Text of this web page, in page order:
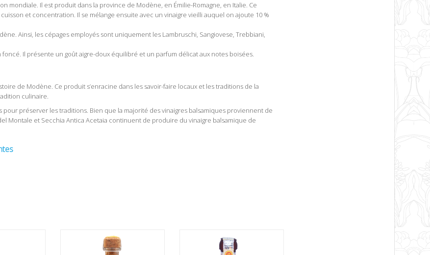
mondiale. Il est produit dans la province de Modène, en Émilie-Romagne, en Italie. Ce
et concentration. Il se mélange ensuite avec un vinaigre vieilli auquel on ajoute 10 %
Ainsi, les cépages employés sont uniquement les Lambruschi, Sangiovese, Trebbiani,
Il présente un goût aigre-doux équilibré et un parfum délicat aux notes boisées.
de Modène. Ce produit s’enracine dans les savoir-faire locaux et les traditions de la
culinaire.
préserver les traditions. Bien que la majorité des vinaigres balsamiques proviennent de
Montale et Secchia Antica Acetaia continuent de produire du vinaigre balsamique de